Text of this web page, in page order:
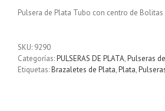
Pulsera de Plata Tubo con centro de Bolitas
SKU: 9290
Categorías:PULSERAS DE PLATA,Pulseras
Etiquetas:Brazaletes de Plata,Plata,